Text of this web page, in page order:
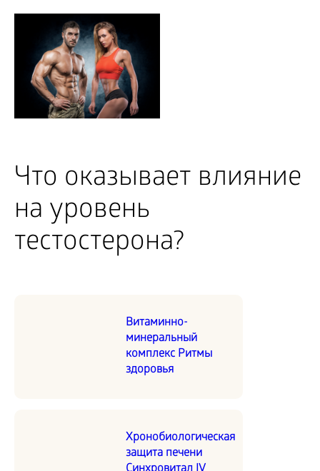
Что оказывает влияние
на уровень
тестостерона?
Витаминно-
минеральный
комплекс Ритмы
здоровья
Хронобиологическая
защита печени